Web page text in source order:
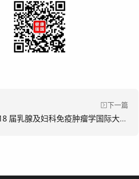
下一篇
2026 年第 18 届乳腺及妇科免疫肿瘤学国际大会（BGICC）